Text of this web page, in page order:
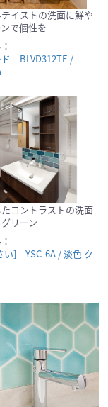
イストの洗面に鮮や
で個性を
ド BLVD312TE /
コントラストの洗面
リーン
い] YSC-6A / 淡色 ク